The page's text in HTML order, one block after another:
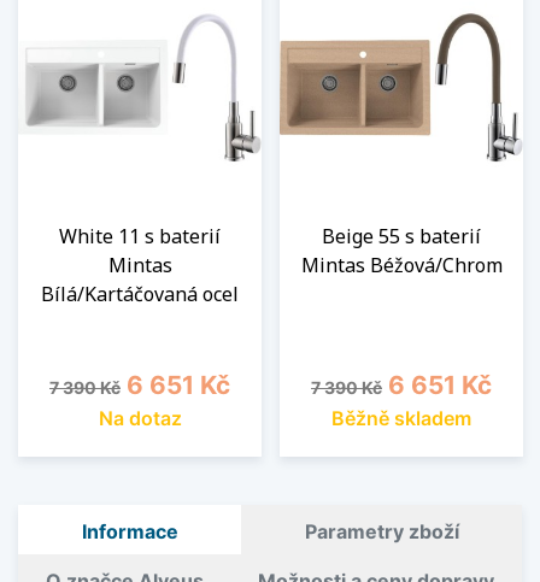
White 11 s baterií
Mintas
Bílá/Kartáčovaná ocel
Běžná cena
7 390 Kč Cena
6 651 Kč
Na dotaz
Beige 55 s baterií
Mintas Béžová/Chrom
Běžná cena
7 390 Kč Cena
6 651 Kč
Běžně skladem
Informace Parametry zboží